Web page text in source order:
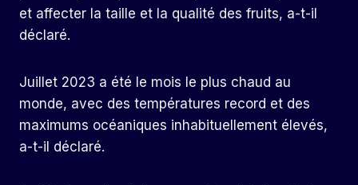
et affecter la taille et la qualité des fruits, a-t-il
déclaré.
Juillet 2023 a été le mois le plus chaud au
monde, avec des températures record et des
maximums océaniques inhabituellement élevés,
a-t-il déclaré.